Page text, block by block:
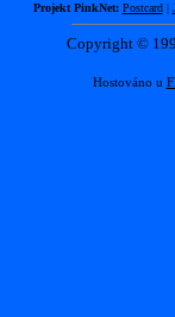
Projekt PinkNet: Postcard|
Copyright ©
Hostováno u